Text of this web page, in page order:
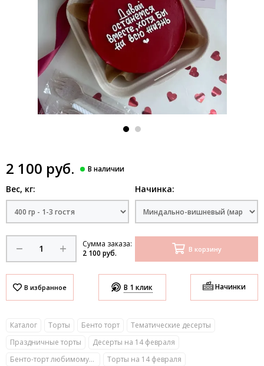
2 100 руб.
Вес, кг: Начинка:
Сумма заказа:
2 100 руб.
В корзину
В 1 клик Начинки
Каталог Торты Бенто торт
Тематические десерты
Праздничные торты
Десерты на 14 февраля
Бенто-торт любимому/любимой
Торты на 14 февраля